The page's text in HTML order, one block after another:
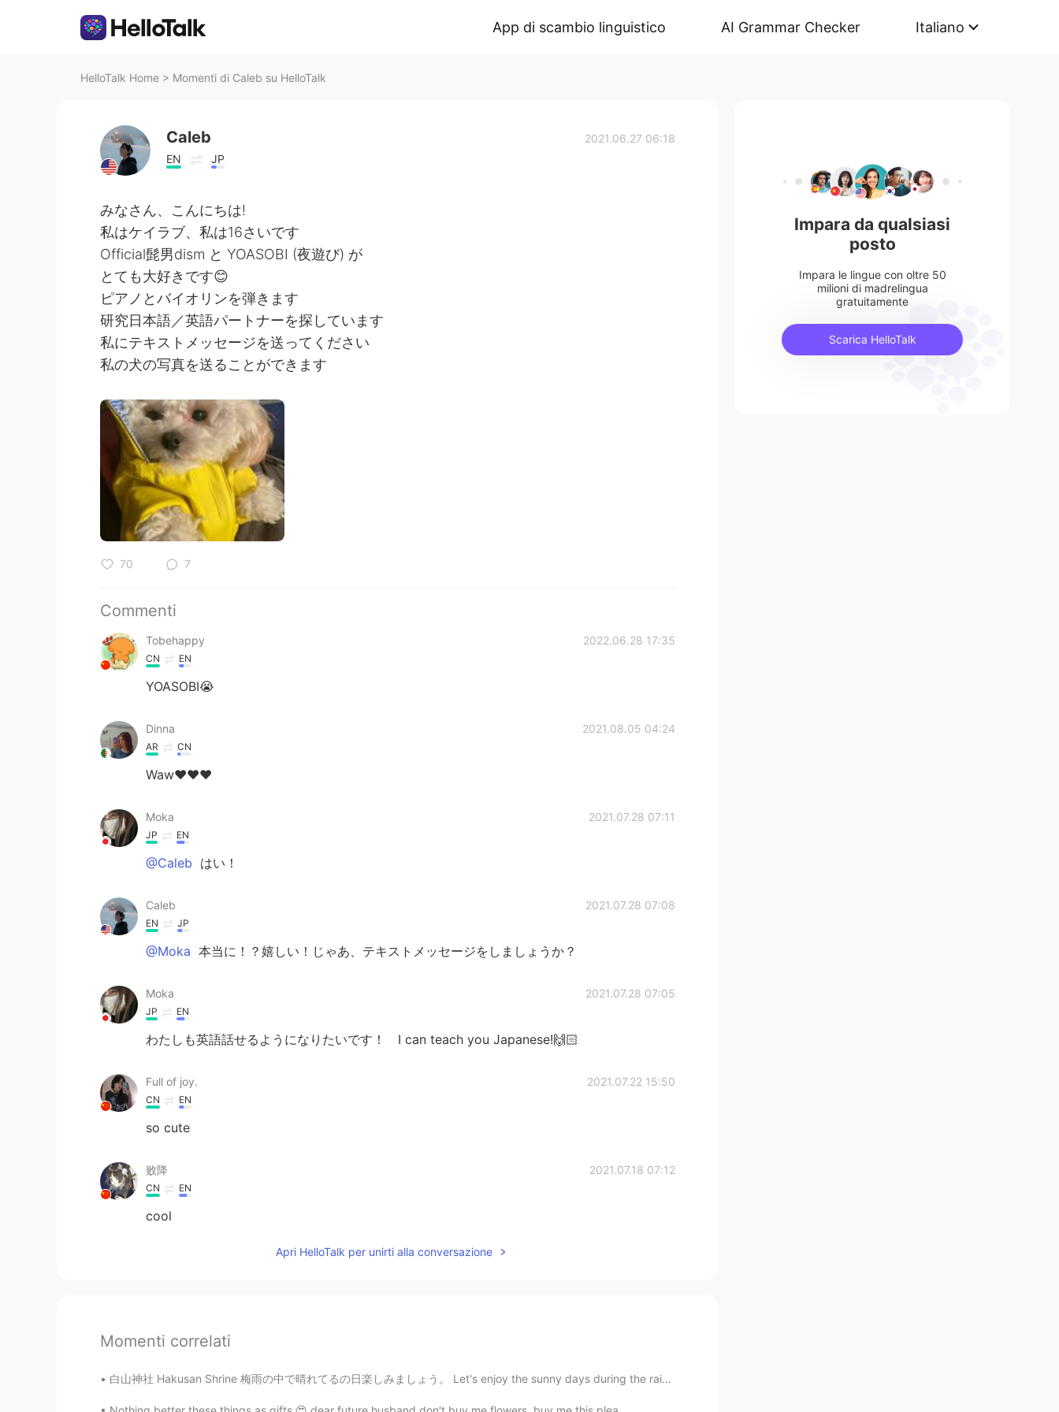
App di scambio linguistico AI Grammar Checker Italiano
HelloTalk Home > Momenti di Caleb su HelloTalk
Caleb
EN JP
2021.06.27 06:18
みなさん、こんにちは!
私はケイラブ、私は16さいです
Official髭男dism と YOASOBI (夜遊び) が
とても大好きです😊
ピアノとバイオリンを弾きます
研究日本語／英語パートナーを探しています
私にテキストメッセージを送ってください
私の犬の写真を送ることができます
70 7
Commenti
Tobehappy 2022.06.28 17:35
CN EN
YOASOBI😭
Dinna 2021.08.05 04:24
AR CN
Waw❤️❤️❤️
Moka 2021.07.28 07:11
JP EN
@Caleb はい！
Caleb 2021.07.28 07:08
EN JP
@Moka 本当に！？嬉しい！じゃあ、テキストメッセージをしましょうか？
Moka 2021.07.28 07:05
JP EN
わたしも英語話せるようになりたいです！ I can teach you Japanese!🙌🏻
Full of joy. 2021.07.22 15:50
CN EN
so cute
败降 2021.07.18 07:12
CN EN
cool
Apri HelloTalk per unirti alla conversazione
Momenti correlati
白山神社 Hakusan Shrine 梅雨の中で晴れてるの日楽しみましょう。 Let's enjoy the sunny days during the rainy season. みん...
Impara da qualsiasi
posto
Impara le lingue con oltre 50
milioni di madrelingua
gratuitamente
Scarica HelloTalk